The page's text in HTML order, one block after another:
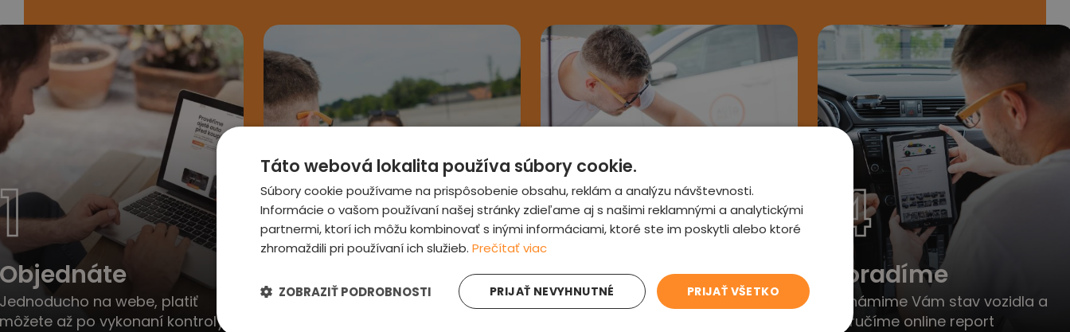
1
Objednáte
Jednoducho na webe, platiť
môžete až po vykonaní kontroly
2
Ozveme sa Vám
Obratom Vás kontaktujeme a
3
Preveríme auto
Prehliadneme auto, vyjednáme
4
Poradíme
Oznámime Vám stav vozidla a
doručíme online report
Táto webová lokalita používa súbory cookie.
Súbory cookie používame na prispôsobenie obsahu, reklám a analýzu návštevnosti.
Informácie o vašom používaní našej stránky zdieľame aj s našimi reklamnými a analytickými
partnermi, ktorí ich môžu kombinovať s inými informáciami, ktoré ste im poskytli alebo ktoré
zhromaždili pri používaní ich služieb. Prečítať viac
PRIJAŤ VŠETKO
PRIJAŤ NEVYHNUTNÉ
ZOBRAZIŤ PODROBNOSTI